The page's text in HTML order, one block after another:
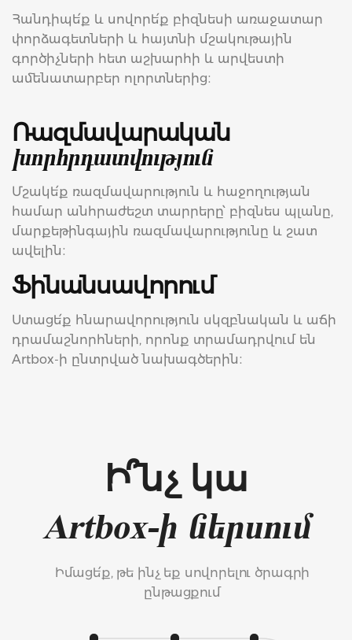
Հանդիպե՛ք և սովորե՛ք բիզնեսի առաջատար
փորձագետների և հայտնի մշակութային
գործիչների հետ աշխարհի և արվեստի
ամենատարբեր ոլորտներից։
Ռազմավարական
խորհրդատվություն
Մշակե՛ք ռազմավարություն և հաջողության
համար անհրաժեշտ տարրերը՝ բիզնես պլանը,
մարքեթինգային ռազմավարությունը և շատ
ավելին։
Ֆինանսավորում
Ստացե՛ք հնարավորություն սկզբնական և աճի
դրամաշնորհների, որոնք տրամադրվում են
Artbox-ի ընտրված նախագծերին։
Ի՞նչ կա
Artbox-ի ներսում
Իմացե՛ք, թե ինչ եք սովորելու ծրագրի
ընթացքում